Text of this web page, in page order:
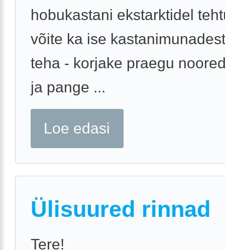
hobukastani ekstarktidel
võite ka ise
teha - korjake praegu
ja pange ...
Loe edasi
Ülisuured rinnad
Tere!